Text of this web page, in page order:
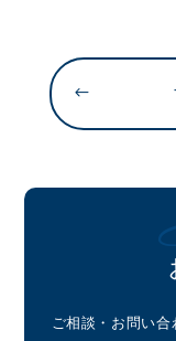
ご相談・お問い